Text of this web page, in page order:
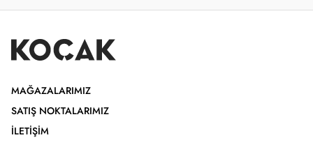
MAĞAZALARIMIZ
SATIŞ NOKTALARIMIZ
İLETIŞIM